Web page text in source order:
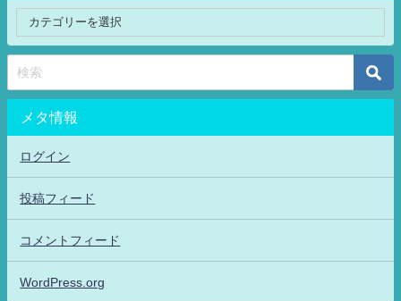
メタ情報
ログイン
投稿フィード
コメントフィード
WordPress.org